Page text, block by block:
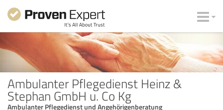
Ambulanter Pflegedienst Heinz &
Stephan GmbH u. Co Kg
Ambulanter Pflegedienst und Angehörigenberatung